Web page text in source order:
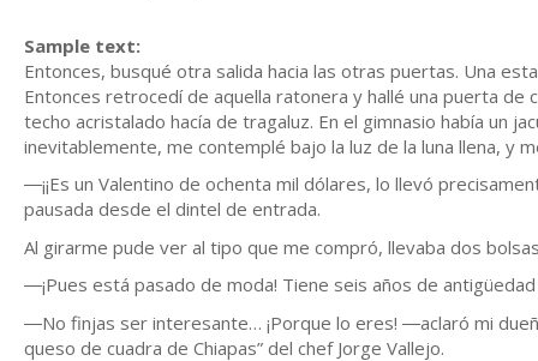
Sample text:
Entonces, busqué otra salida hacia las otras puertas. Una
Entonces retrocedí de aquella ratonera y hallé una puerta de
techo acristalado hacía de tragaluz. En el gimnasio había un
inevitablemente, me contemplé bajo la luz de la luna llena, y
―¡¡Es un Valentino de ochenta mil dólares, lo llevó
pausada desde el dintel de entrada.
Al girarme pude ver al tipo que me compró, llevaba dos
―¡Pues está pasado de moda! Tiene seis años de
―No finjas ser interesante… ¡Porque lo eres! ―aclaró mi
queso de cuadra de Chiapas” del chef Jorge Vallejo.